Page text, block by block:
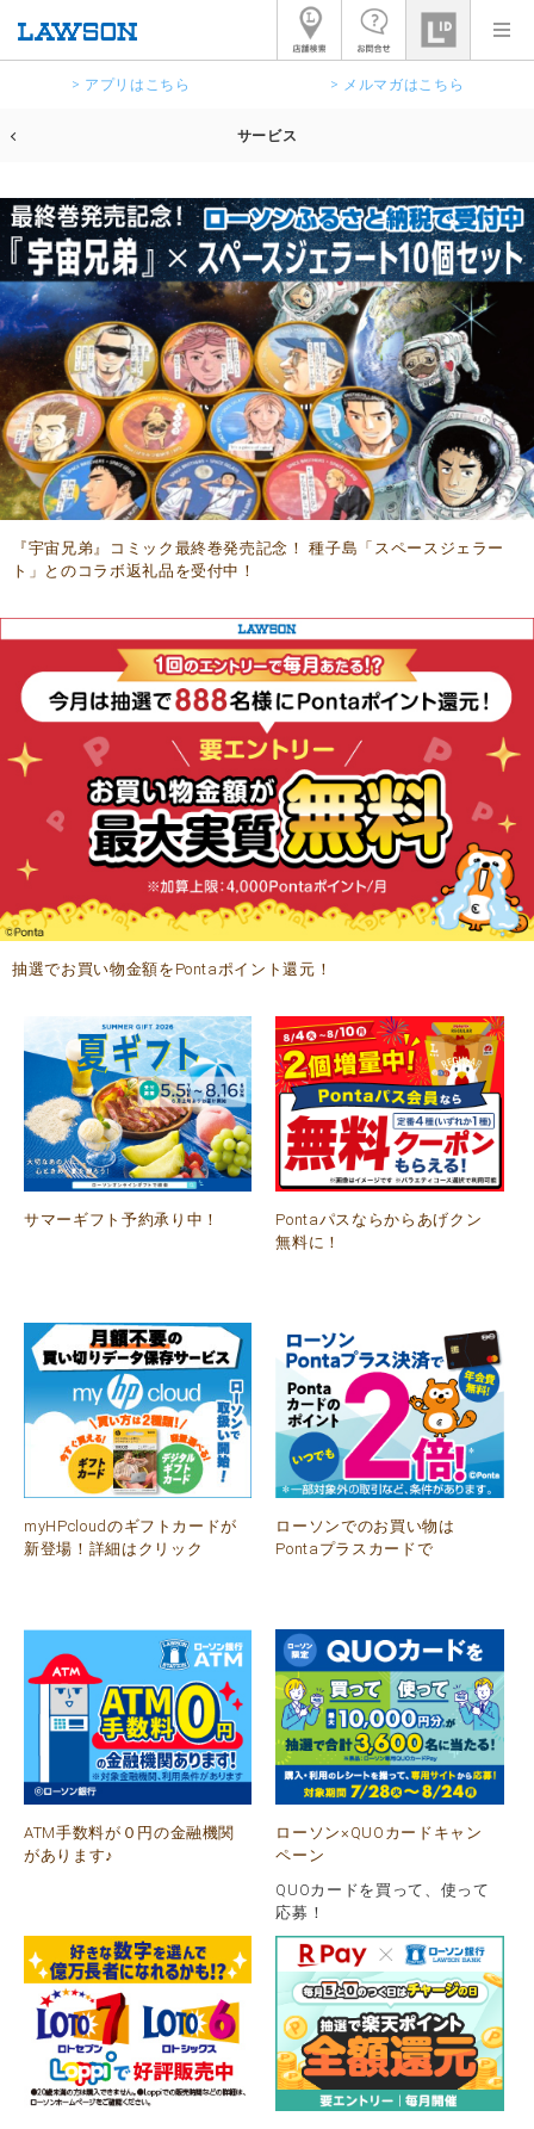
> アプリはこちら > メルマガはこちら
サービス
『宇宙兄弟』コミック最終巻発売記念！ 種子島「スペースジェラー
ト」とのコラボ返礼品を受付中！
抽選でお買い物金額をPontaポイント還元！
サマーギフト予約承り中！
Pontaパスならからあげクン
無料に！
myHPcloudのギフトカードが
新登場！詳細はクリック
ローソンでのお買い物は
Pontaプラスカードで
ATM手数料が０円の金融機関
があります♪
ローソン×QUOカードキャン
ペーン
QUOカードを買って、使って
応募！